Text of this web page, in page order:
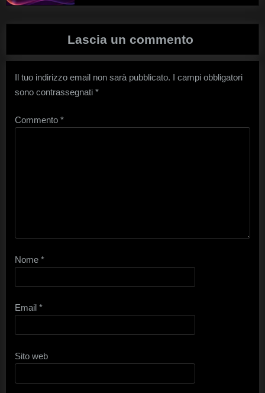
Lascia un commento
Il tuo indirizzo email non sarà pubblicato. I campi obbligatori
sono contrassegnati *
Commento *
Nome *
Email *
Sito web